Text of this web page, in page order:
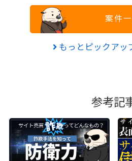
案件
もっとピックアッ
参考記